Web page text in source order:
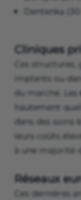
Dentenka
Cliniques
Ces
implants ou
du marché. Les
hautement
dans des soins
leurs coûts
à une majorité
Réseaux
Ces dernières